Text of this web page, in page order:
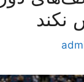
نکند